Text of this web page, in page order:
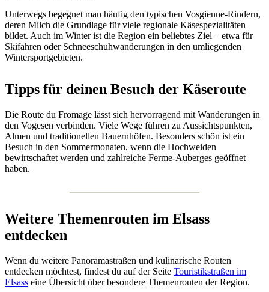
Unterwegs begegnet man häufig den typischen Vosgienne-Rindern,
deren Milch die Grundlage für viele regionale Käsespezialitäten
bildet. Auch im Winter ist die Region ein beliebtes Ziel – etwa für
Skifahren oder Schneeschuhwanderungen in den umliegenden
Wintersportgebieten.
Tipps für deinen Besuch der Käseroute
Die Route du Fromage lässt sich hervorragend mit Wanderungen in
den Vogesen verbinden. Viele Wege führen zu Aussichtspunkten,
Almen und traditionellen Bauernhöfen. Besonders schön ist ein
Besuch in den Sommermonaten, wenn die Hochweiden
bewirtschaftet werden und zahlreiche Ferme-Auberges geöffnet
haben.
Weitere Themenrouten im Elsass
entdecken
Wenn du weitere Panoramastraßen und kulinarische Routen
entdecken möchtest, findest du auf der Seite Touristikstraßen im
Elsass eine Übersicht über besondere Themenrouten der Region.